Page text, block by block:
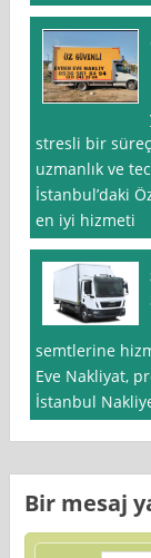
stresli bir
uzmanlık ve
İstanbul’daki
en iyi hizmeti
semtlerine
Eve Nakliyat,
İstanbul
Bir mesaj